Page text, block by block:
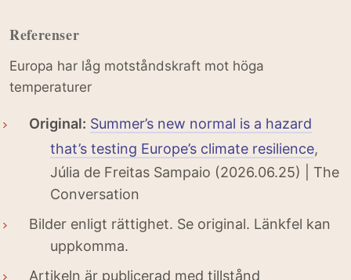
Referenser
Europa har låg motståndskraft mot höga
temperaturer
Original: Summer’s new normal is a hazard
that’s testing Europe’s climate resilience,
Júlia de Freitas Sampaio (2026.06.25) | The
Conversation
Bilder enligt rättighet. Se original. Länkfel kan
uppkomma.
Artikeln är publicerad med tillstånd